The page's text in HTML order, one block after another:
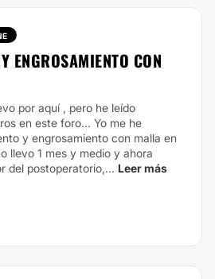
ENGROSAMIENTO CON
por aquí , pero he leído
en este foro... Yo me he
y engrosamiento con malla en
llevo 1 mes y medio y ahora
del postoperatorio,... Leer más